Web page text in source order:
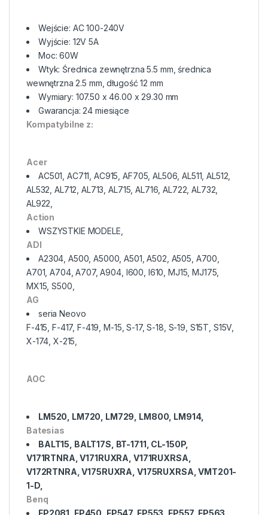
Wejście: AC 100-240V
Wyjście: 12V 5A
Moc: 60W
Wtyk: Średnica zewnętrzna 5.5 mm, średnica
wewnętrzna 2.5 mm, długość 12 mm
Wymiary: 107.50 x 46.00 x 29.30 mm
Gwarancja: 24 miesiące
Kompatybilne z:
Acer
AC501, AC711, AC915, AF705, AL506, AL511, AL512,
AL532, AL712, AL713, AL715, AL716, AL722, AL732,
AL922,
Action
WSZYSTKIE MODELE,
ADI
A2304, A500, A5000, A501, A502, A505, A700,
A701, A704, A707, A904, I600, I610, MJ15, MJ175,
MX15, S500,
AG
seria Neovo
F-415, F-417, F-419, M-15, S-17, S-18, S-19, S15T, S15V,
X-174, X-215,
AOC
LM520, LM720, LM729, LM800, LM914,
Batesias
BALT15, BALT17S, BT-1711, CL-150P,
V171RTNRA, V171RUXRA, V171RUXRSA,
V172RTNRA, V175RUXRA, V175RUXRSA, VMT201-
1-D,
Benq